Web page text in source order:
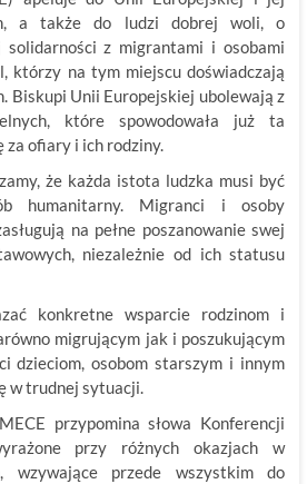
a także do ludzi dobrej woli, o
solidarności z migrantami i osobami
którzy na tym miejscu doświadczają
Biskupi Unii Europejskiej ubolewają z
które spowodowała już ta
za ofiary i ich rodziny.
że każda istota ludzka musi być
humanitarny. Migranci i osoby
na pełne poszanowanie swej
niezależnie od ich statusu
konkretne wsparcie rodzinom i
migrującym jak i poszukującym
dzieciom, osobom starszym i innym
w trudnej sytuacji.
przypomina słowa Konferencji
przy różnych okazjach w
wzywające przede wszystkim do